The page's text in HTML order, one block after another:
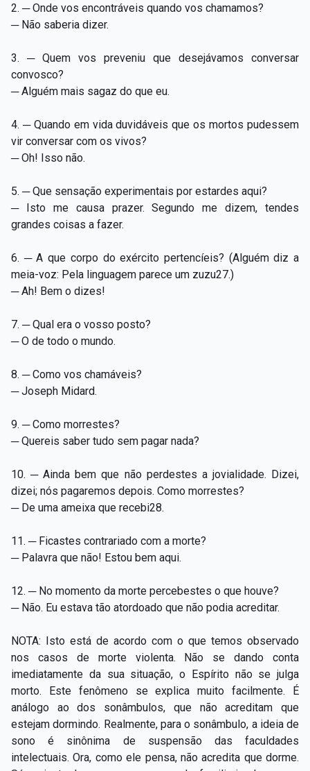
2. ─ Onde vos encontráveis quando vos chamamos?
─ Não saberia dizer.
3. ─ Quem vos preveniu que desejávamos conversar
convosco?
─ Alguém mais sagaz do que eu.
4. ─ Quando em vida duvidáveis que os mortos pudessem
vir conversar com os vivos?
─ Oh! Isso não.
5. ─ Que sensação experimentais por estardes aqui?
─ Isto me causa prazer. Segundo me dizem, tendes
grandes coisas a fazer.
6. ─ A que corpo do exército pertencíeis? (Alguém diz a
meia-voz: Pela linguagem parece um zuzu27.)
─ Ah! Bem o dizes!
7. ─ Qual era o vosso posto?
─ O de todo o mundo.
8. ─ Como vos chamáveis?
─ Joseph Midard.
9. ─ Como morrestes?
─ Quereis saber tudo sem pagar nada?
10. ─ Ainda bem que não perdestes a jovialidade. Dizei,
dizei; nós pagaremos depois. Como morrestes?
─ De uma ameixa que recebi28.
11. ─ Ficastes contrariado com a morte?
─ Palavra que não! Estou bem aqui.
12. ─ No momento da morte percebestes o que houve?
─ Não. Eu estava tão atordoado que não podia acreditar.
NOTA: Isto está de acordo com o que temos observado
nos casos de morte violenta. Não se dando conta
imediatamente da sua situação, o Espírito não se julga
morto. Este fenômeno se explica muito facilmente. É
análogo ao dos sonâmbulos, que não acreditam que
estejam dormindo. Realmente, para o sonâmbulo, a ideia de
sono é sinônima de suspensão das faculdades
intelectuais. Ora, como ele pensa, não acredita que dorme.